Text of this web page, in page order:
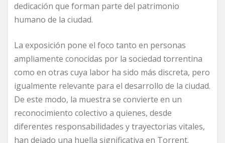
dedicación que forman parte del patrimonio
humano de la ciudad.
La exposición pone el foco tanto en personas
ampliamente conocidas por la sociedad torrentina
como en otras cuya labor ha sido más discreta, pero
igualmente relevante para el desarrollo de la ciudad.
De este modo, la muestra se convierte en un
reconocimiento colectivo a quienes, desde
diferentes responsabilidades y trayectorias vitales,
han dejado una huella significativa en Torrent.